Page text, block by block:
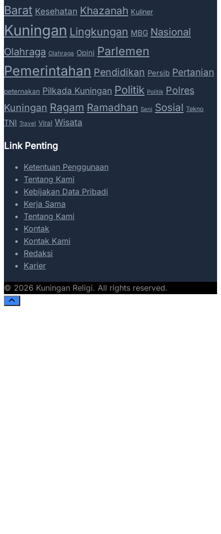
Barat Kesehatan Khazanah Kuliner
Kuningan Lingkungan MBG Nasional
Olahraga Olahraga Opini Parlemen
Pemerintahan Pendidikan Persib Pertanian
peternakan Pilkada Kuningan Politik Politik Polres
Kuningan Ragam Ramadhan Seni Sosial Tekno
TNI Travel Viral Wisata
Link Penting
Ketentuan Penggunaan
Tentang Kami
Kebijakan Data Pribadi
Kerja Sama
Tentang Kami
Kontak
Kontak Kami
Redaksi
Karier
© 2026 Kuningan Religi. All rights reserved.